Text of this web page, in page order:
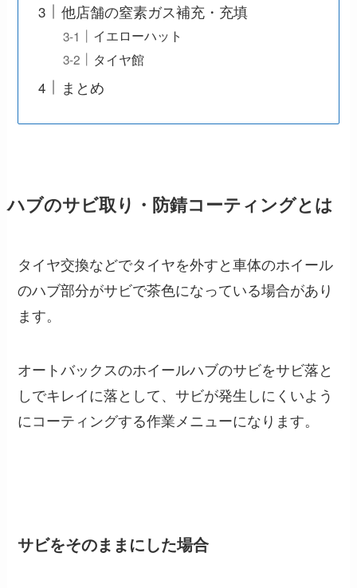
他店舗の窒素ガス補充・充填
イエローハット
タイヤ館
まとめ
ハブのサビ取り・防錆コーティングとは
タイヤ交換などでタイヤを外すと車体のホイール
のハブ部分がサビで茶色になっている場合があり
ます。
オートバックスのホイールハブのサビをサビ落と
しでキレイに落として、サビが発生しにくいよう
にコーティングする作業メニューになります。
サビをそのままにした場合